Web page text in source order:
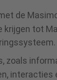
de
krijgen tot
zoals
interacties